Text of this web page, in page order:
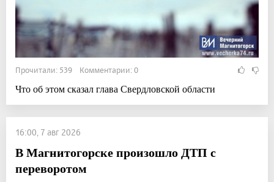
Прочитали: 539 Комментарии: 0
Что об этом сказал глава Свердловской области
16:00, 7 авг 2026
В Магнитогорске произошло ДТП с
переворотом